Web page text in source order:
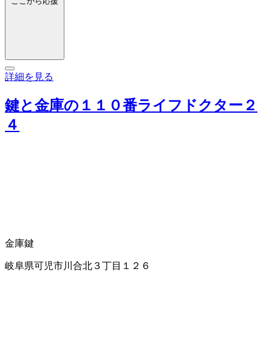
詳細を見る
鍵と金庫の１１０番ライフドクター２
４
金庫鍵
岐阜県可児市川合北３丁目１２６